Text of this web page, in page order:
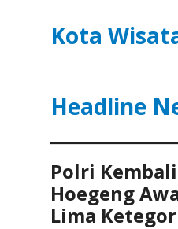
Kota
Headline
Polri
Hoegeng
Lima